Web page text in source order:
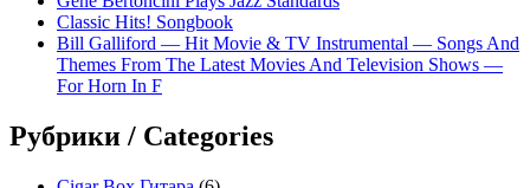
Classic Hits! Songbook
Bill Galliford — Hit Movie & TV Instrumental — Songs And
Themes From The Latest Movies And Television Shows —
For Horn In F
Рубрики / Categories